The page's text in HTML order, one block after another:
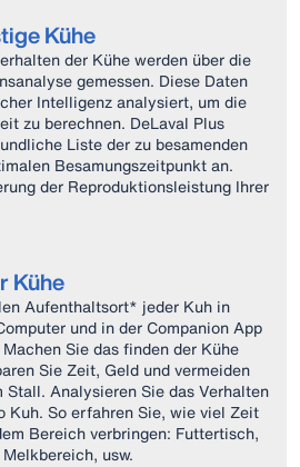
Kühe
der Kühe werden über die
gemessen. Diese Daten
Intelligenz analysiert, um die
zu berechnen. DeLaval Plus
Liste der zu besamenden
Besamungszeitpunkt an.
der Reproduktionsleistung Ihrer
Kühe
Aufenthaltsort* jeder Kuh in
und in der Companion App
Sie das finden der Kühe
Sie Zeit, Geld und vermeiden
Stall. Analysieren Sie das Verhalten
Kuh. So erfahren Sie, wie viel Zeit
Bereich verbringen: Futtertisch,
usw.